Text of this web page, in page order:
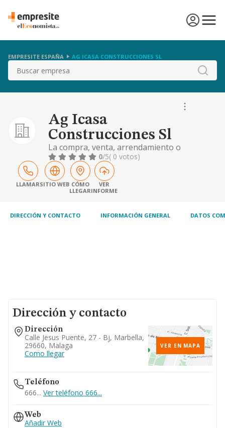
EMPRESITE ESPAÑA AG ICASA CONSTRUCCIONES SL
Buscar
Ag Icasa
Construcciones Sl
La compra, venta, arrendamiento o
cualquier forma de explotacion de toda clase
de fincas, tanto rusticas como urbanas. la
intermediacion en la compra, venta,
arrendamiento o cualquier otra forma de
explotacion de terreno
0/5( 0 votos)
LLAMARSITIO WEB CÓMO
LLEGAR
VER
INFORME
DIRECCIÓN Y CONTACTO INFORMACIÓN GENERAL DATOS
Dirección y contacto
Dirección
Calle Jesus Puente, 27 - Bj, Marbella,
29660, Malaga
Como llegar
VER EN MAPA
Teléfono
666... Ver teléfono 666...
Web
Añadir Web